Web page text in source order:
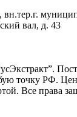
вн.тер.г.
вал, д. 43
точку РФ.
Все права